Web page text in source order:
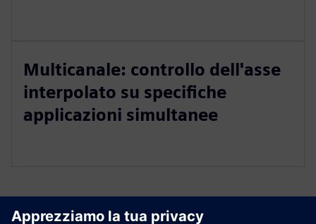
Multicanale: controllo dell'asse
interpolato su specifiche
applicazioni simultanee